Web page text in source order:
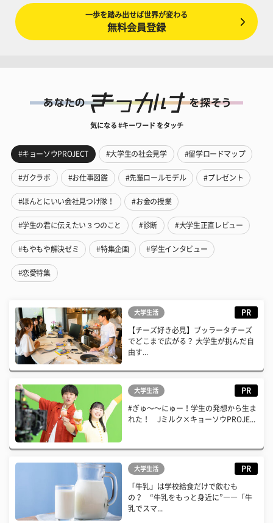
一歩を踏み出せば世界が変わる
無料会員登録
気になる #キーワード をタッチ
#キョーソウPROJECT #大学生の社会見学 #留学ロードマップ
#ガクラボ #お仕事図鑑 #先輩ロールモデル #プレゼント
#ほんとにいい会社見つけ隊！ #お金の授業
#学生の君に伝えたい３つのこと #診断 #大学生正直レビュー
#もやもや解決ゼミ #特集企画 #学生インタビュー
#恋愛特集
大学生活 PR
【チーズ好き必見】ブッラータチーズ
でどこまで広がる？ 大学生が挑んだ自
由す...
大学生活 PR
#ぎゅ〜〜にゅー！学生の発想から生ま
れた！ Jミルク×キョーソウPROJE...
大学生活 PR
「牛乳」は学校給食だけで飲むも
の？ “牛乳をもっと身近に”――「牛
乳でスマ...